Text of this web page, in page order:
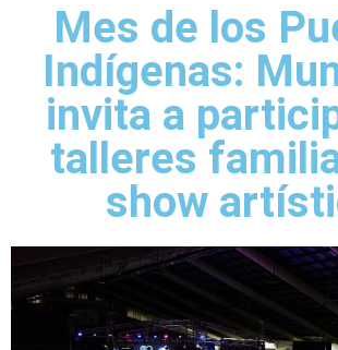
Mes de los
Indígenas:
invita a
talleres
show